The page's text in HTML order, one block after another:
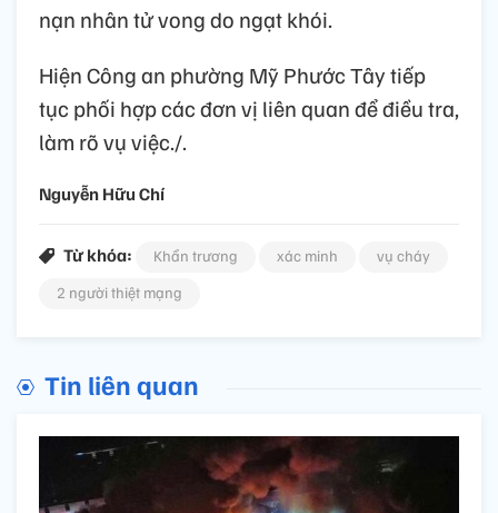
nạn nhân tử vong do ngạt khói.
Hiện Công an phường Mỹ Phước Tây tiếp
tục phối hợp các đơn vị liên quan để điều tra,
làm rõ vụ việc./.
Nguyễn Hữu Chí
Từ khóa: Khẩn trương xác minh
vụ cháy
2 người thiệt mạng
Tin liên quan